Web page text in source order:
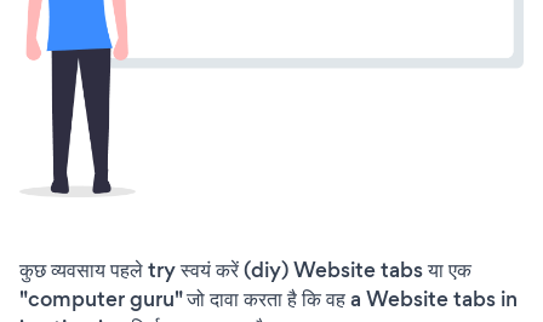
कुछ व्यवसाय पहले try स्वयं करें (diy) Website tabs या एक
"computer guru" जो दावा करता है कि वह a Website tabs in